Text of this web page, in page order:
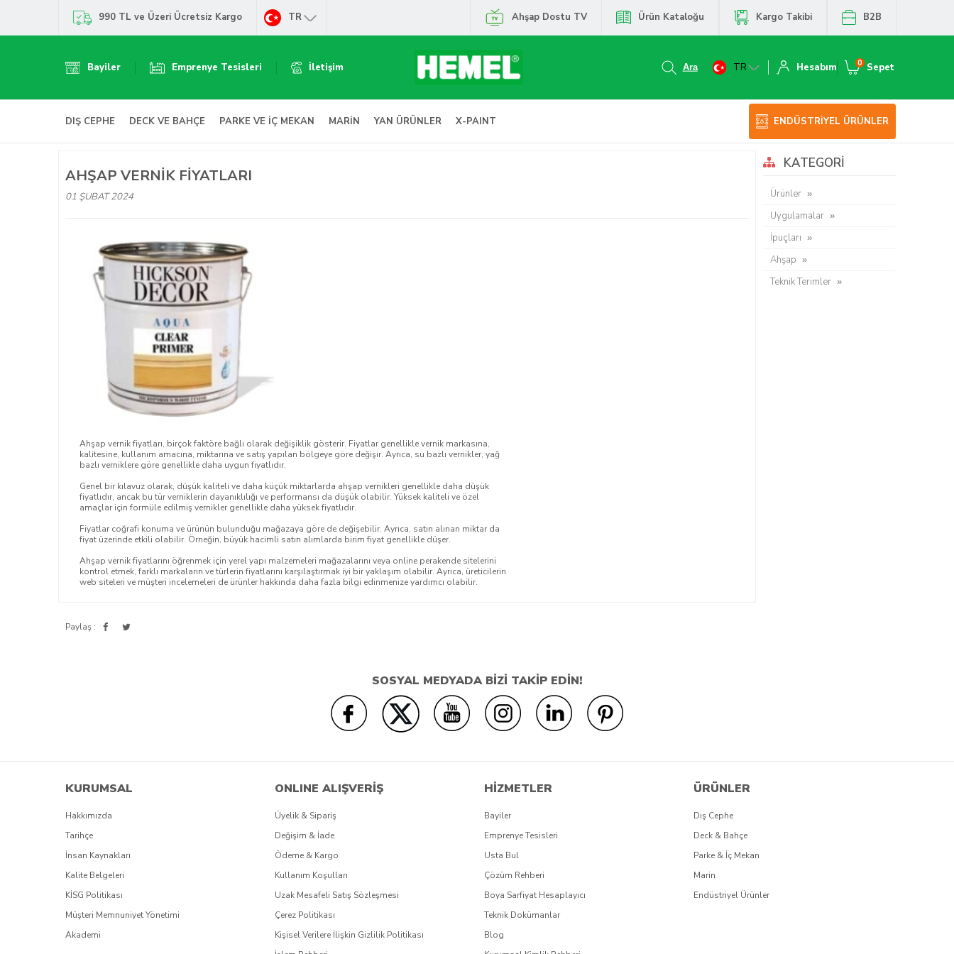
990 TL ve Üzeri Ücretsiz Kargo TR Ahşap Dostu TV Ürün Kataloğu Kargo Takibi B2B
Bayiler Emprenye Tesisleri İletişim TR Hesabım Sepet
0
DIŞ CEPHE DECK VE BAHÇE PARKE VE İÇ MEKAN MARİN YAN ÜRÜNLER X-PAINT ENDÜSTRİYEL ÜRÜNLER
AHŞAP VERNIK FIYATLARI
01 ŞUBAT 2024
Ahşap vernik fiyatları, birçok faktöre bağlı olarak değişiklik gösterir. Fiyatlar genellikle vernik markasına,
kalitesine, kullanım amacına, miktarına ve satış yapılan bölgeye göre değişir. Ayrıca, su bazlı vernikler, yağ
bazlı verniklere göre genellikle daha uygun fiyatlıdır.
Genel bir kılavuz olarak, düşük kaliteli ve daha küçük miktarlarda ahşap vernikleri genellikle daha düşük
fiyatlıdır, ancak bu tür verniklerin dayanıklılığı ve performansı da düşük olabilir. Yüksek kaliteli ve özel
amaçlar için formüle edilmiş vernikler genellikle daha yüksek fiyatlıdır.
Fiyatlar coğrafi konuma ve ürünün bulunduğu mağazaya göre de değişebilir. Ayrıca, satın alınan miktar da
fiyat üzerinde etkili olabilir. Örneğin, büyük hacimli satın alımlarda birim fiyat genellikle düşer.
Ahşap vernik fiyatlarını öğrenmek için yerel yapı malzemeleri mağazalarını veya online perakende sitelerini
kontrol etmek, farklı markaların ve türlerin fiyatlarını karşılaştırmak iyi bir yaklaşım olabilir. Ayrıca, üreticilerin
web siteleri ve müşteri incelemeleri de ürünler hakkında daha fazla bilgi edinmenize yardımcı olabilir.
Paylaş :
KATEGORI
Ürünler
Uygulamalar
İpuçları
Ahşap
Teknik Terimler
SOSYAL MEDYADA BİZİ TAKİP EDİN!
KURUMSAL
Hakkımızda
Tarihçe
İnsan Kaynakları
Kalite Belgeleri
KİSG Politikası
Müşteri Memnuniyet Yönetimi
Akademi
ONLINE ALIŞVERİŞ
Üyelik & Sipariş
Değişim & İade
Ödeme & Kargo
Kullanım Koşulları
Uzak Mesafeli Satış Sözleşmesi
Çerez Politikası
Kişisel Verilere İlişkin Gizlilik Politikası
HİZMETLER
Bayiler
Emprenye Tesisleri
Usta Bul
Çözüm Rehberi
Boya Sarfiyat Hesaplayıcı
Teknik Dokümanlar
Blog
ÜRÜNLER
Dış Cephe
Deck & Bahçe
Parke & İç Mekan
Marin
Endüstriyel Ürünler